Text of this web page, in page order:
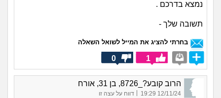
נמצא בדרכם .
תשובה שלך -
בחרתי להציג את המייל לשואל השאלה
1
0
הרוב קובע?_8726, בן 31, אורח
12/11/24 19:29 דווח על עצה זו